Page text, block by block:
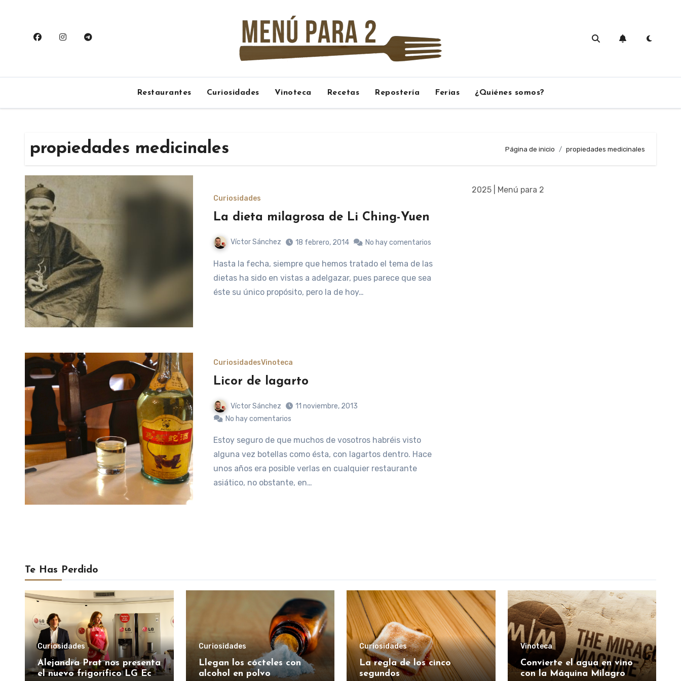
contenido
Restaurantes Curiosidades Vinoteca Recetas Repostería Ferias ¿Quiénes somos?
propiedades medicinales Página de inicio propiedades medicinales
Curiosidades
La dieta milagrosa de Li Ching-Yuen
Víctor Sánchez 18 febrero, 2014 No hay comentarios
Hasta la fecha, siempre que hemos tratado el tema de las
dietas ha sido en vistas a adelgazar, pues parece que sea
éste su único propósito, pero la de hoy…
CuriosidadesVinoteca
Licor de lagarto
Víctor Sánchez
11 noviembre, 2013
No hay comentarios
Estoy seguro de que muchos de vosotros habréis visto
alguna vez botellas como ésta, con lagartos dentro. Hace
unos años era posible verlas en cualquier restaurante
asiático, no obstante, en…
2025 | Menú para 2
Te Has Perdido
Curiosidades
Alejandra Prat nos presenta
el nuevo frigorífico LG Eco
Curiosidades
Llegan los cócteles con
alcohol en polvo
Curiosidades
La regla de los cinco
segundos
Vinoteca
Convierte el agua en vino
con la Máquina Milagro